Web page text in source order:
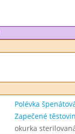
Polévka
Zapečené
okurka